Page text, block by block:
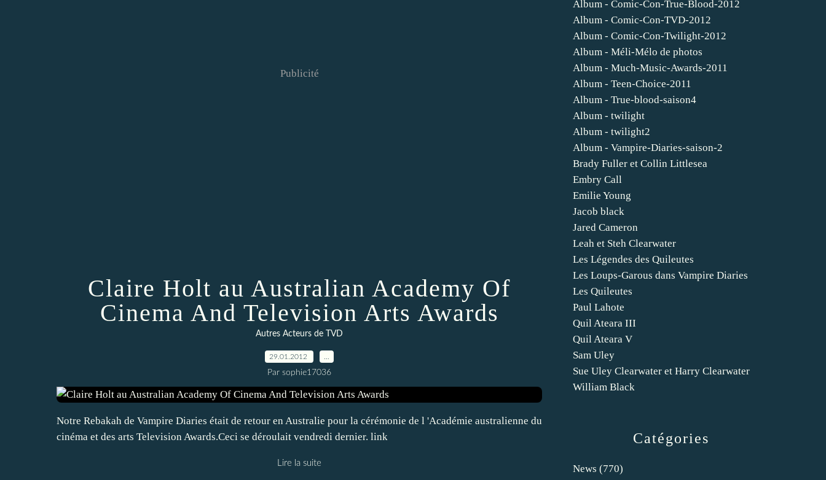
Publicité
Claire Holt au Australian Academy Of
Cinema And Television Arts Awards
Autres Acteurs de TVD
29.01.2012
Par sophie17036
Notre Rebakah de Vampire Diaries était de retour en Australie pour la cérémonie de l 'Académie australienne du
cinéma et des arts Television Awards.Ceci se déroulait vendredi dernier. link
Lire la suite
Catégories
News (770)
Album - Comic-Con-True-Blood-2012
Album - Comic-Con-TVD-2012
Album - Comic-Con-Twilight-2012
Album - Méli-Mélo de photos
Album - Much-Music-Awards-2011
Album - Teen-Choice-2011
Album - True-blood-saison4
Album - twilight
Album - twilight2
Album - Vampire-Diaries-saison-2
Brady Fuller et Collin Littlesea
Embry Call
Emilie Young
Jacob black
Jared Cameron
Leah et Steh Clearwater
Les Légendes des Quileutes
Les Loups-Garous dans Vampire Diaries
Les Quileutes
Paul Lahote
Quil Ateara III
Quil Ateara V
Sam Uley
Sue Uley Clearwater et Harry Clearwater
William Black